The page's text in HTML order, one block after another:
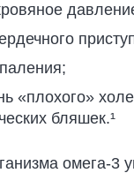
«плохого»
бляшек.¹
омега-3